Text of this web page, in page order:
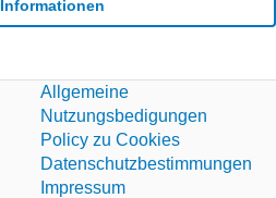
Allgemeine
Nutzungsbedigungen
Policy zu Cookies
Datenschutzbestimmungen
Impressum